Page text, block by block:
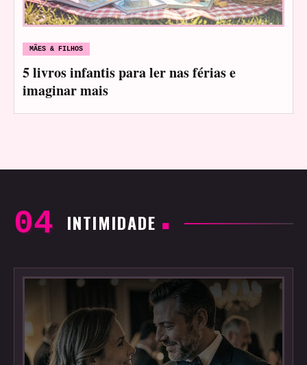
MÃES & FILHOS
5 livros infantis para ler nas férias e
imaginar mais
INTIMIDADE ■